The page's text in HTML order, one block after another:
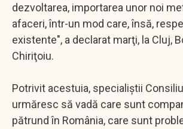
dezvoltarea, importarea unor noi
afaceri, într-un mod care, însă,
existente", a declarat marţi, la Cluj,
Chiriţoiu.
Potrivit acestuia, specialiştii
urmăresc să vadă care sunt
pătrund în România, care sunt